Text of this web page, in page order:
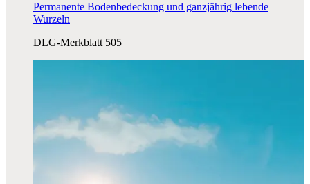
Permanente Bodenbedeckung und ganzjährig lebende
Wurzeln
DLG-Merkblatt 505